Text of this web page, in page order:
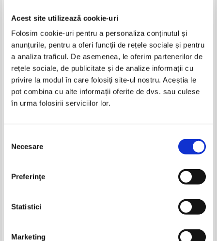
Acest site utilizează cookie-uri
Folosim cookie-uri pentru a personaliza conținutul și
anunțurile, pentru a oferi funcții de rețele sociale și pentru
a analiza traficul. De asemenea, le oferim partenerilor de
rețele sociale, de publicitate și de analize informații cu
privire la modul în care folosiți site-ul nostru. Aceștia le
pot combina cu alte informații oferite de dvs. sau culese
în urma folosirii serviciilor lor.
consimțământului
Necesare
Preferinţe
Statistici
Marketing
B P Hasdeu - Urista
B. P. Hasdeu - Omul de flori.